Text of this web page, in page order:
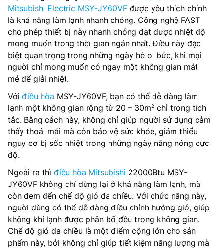
Mitsubishi Electric MSY-JY60VF được yêu thích chính
là khả năng làm lạnh nhanh chóng. Công nghệ FAST
cho phép thiết bị này nhanh chóng đạt được nhiệt độ
mong muốn trong thời gian ngắn nhất. Điều này đặc
biệt quan trọng trong những ngày hè oi bức, khi mọi
người chỉ mong muốn có ngay một không gian mát
mẻ để giải nhiệt.
Với điều hòa MSY-JY60VF, bạn có thể dễ dàng làm
lạnh một không gian rộng từ 20 – 30m² chỉ trong tích
tắc. Bằng cách này, không chỉ giúp người sử dụng cảm
thấy thoải mái mà còn bảo vệ sức khỏe, giảm thiểu
nguy cơ bị sốc nhiệt trong những ngày nắng nóng cực
độ.
Ngoài ra thì điều hòa Mitsubishi 22000Btu MSY-
JY60VF không chỉ dừng lại ở khả năng làm lạnh, mà
còn đem đến chế độ gió đa chiều. Với chức năng này,
người dùng có thể dễ dàng điều chỉnh hướng gió, giúp
không khí lạnh được phân bố đều trong không gian.
Chế độ gió đa chiều là một điểm cộng lớn cho sản
phẩm này, bởi không chỉ giúp tiết kiệm năng lượng mà